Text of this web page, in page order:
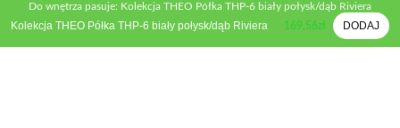
Polityka prywatności
Regulamin sklepu
Do wnętrza pasuje: Kolekcja THEO Półka THP-6 biały połysk/dąb Riviera
Kolekcja THEO Półka THP-6 biały połysk/dąb Riviera 169,56zł DODAJ